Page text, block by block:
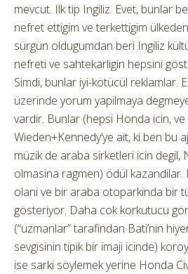
mevcut. Ilk tip Ingiliz. Evet, bunlar
nefret ettigim ve terkettigim
sürgün oldugumdan beri Ingiliz
nefreti ve sahtekarligin hepsini
Simdi, bunlar iyi-kötücül reklamlar.
üzerinde yorum yapilmaya
vardir. Bunlar (hepsi Honda icin,
Wieden+Kennedy’ye ait, ki ben bu
müzik de araba sirketleri icin degil,
olmasina ragmen) ödül kazandilar.
olani ve bir araba otoparkinda bir
gösteriyor. Daha cok korkutucu
(“uzmanlar” tarafindan Bati’nin
sevgisinin tipik bir imaji icinde)
ise sarki söylemek yerine Honda